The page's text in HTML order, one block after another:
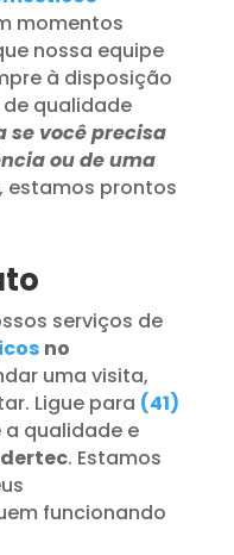
momentos
nossa equipe
à disposição
qualidade
se você precisa
ou de uma
estamos prontos
serviços de
no
uma visita,
Ligue para (41)
a qualidade e
. Estamos
funcionando